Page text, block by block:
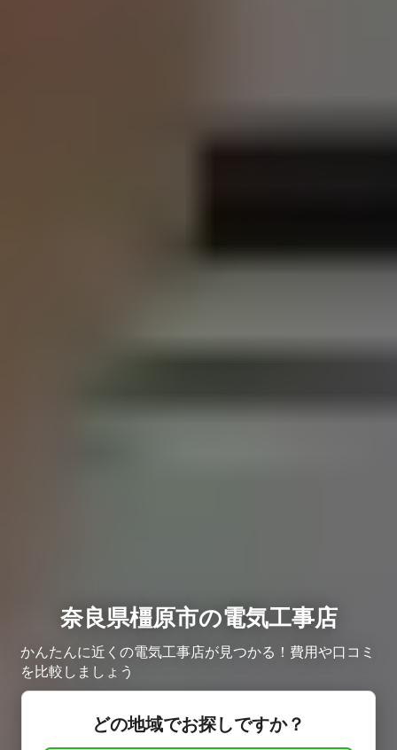
奈良県橿原市の電気工事店
かんたんに近くの電気工事店が見つかる！費用や口コミ
を比較しましょう
どの地域でお探しですか？